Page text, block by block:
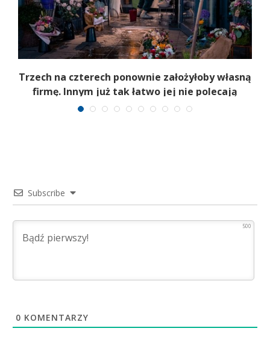
Trzech na czterech ponownie założyłoby własną
firmę. Innym już tak łatwo jej nie polecają
Subscribe
500
0 KOMENTARZY